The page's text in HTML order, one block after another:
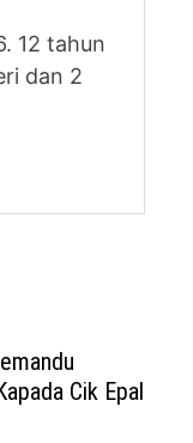
12 tahun
dan 2
Cik Epal